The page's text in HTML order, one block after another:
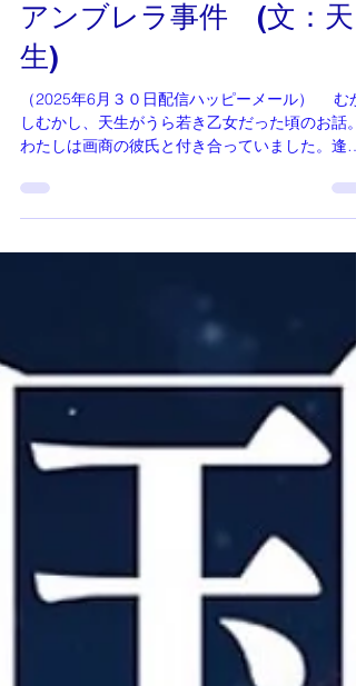
ハッピーメール
アンブレラ事件 (文：天
生)
しむかし、天生がうら若き乙女だった頃のお話。
わたしは画商の彼氏と付き合っていました。逢い
たロングヘアの綺麗なお姉さん。楽しそうに会話
しています。 仕事で忙しいと言いながら、きれ
いなお姉さんとデートしてるじゃん！私のお腹の
底からゴーと音を立てて嫉妬の感情が湧き上がり
ます。 どんどん近寄ってくる彼…私に気づきも
しない彼。！！すれ違い様、私は持っていた傘で
してしまったんだろう」と深く反省。自分にこん
な感情があるなんて…とびっくりしてしまいまし
た。 そして分析。 1、自分はサボっておしゃれを
せず、みすぼらしい格好をしていた。 2、一緒に
いていたきれいなお姉さんと自分